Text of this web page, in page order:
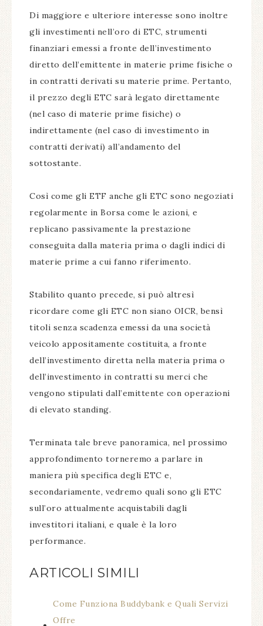
Di maggiore e ulteriore interesse sono inoltre
gli investimenti nell’oro di ETC, strumenti
finanziari emessi a fronte dell’investimento
diretto dell’emittente in materie prime fisiche o
in contratti derivati su materie prime. Pertanto,
il prezzo degli ETC sarà legato direttamente
(nel caso di materie prime fisiche) o
indirettamente (nel caso di investimento in
contratti derivati) all’andamento del
sottostante.
Così come gli ETF anche gli ETC sono negoziati
regolarmente in Borsa come le azioni, e
replicano passivamente la prestazione
conseguita dalla materia prima o dagli indici di
materie prime a cui fanno riferimento.
Stabilito quanto precede, si può altresì
ricordare come gli ETC non siano OICR, bensì
titoli senza scadenza emessi da una società
veicolo appositamente costituita, a fronte
dell’investimento diretta nella materia prima o
dell’investimento in contratti su merci che
vengono stipulati dall’emittente con operazioni
di elevato standing.
Terminata tale breve panoramica, nel prossimo
approfondimento torneremo a parlare in
maniera più specifica degli ETC e,
secondariamente, vedremo quali sono gli ETC
sull’oro attualmente acquistabili dagli
investitori italiani, e quale è la loro
performance.
ARTICOLI SIMILI
Come Funziona Buddybank e Quali Servizi
Offre